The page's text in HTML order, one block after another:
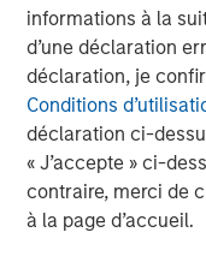
informations à la
d’une déclaration
déclaration, je
Conditions
déclaration ci-
« J’accepte » ci-
contraire, merci de
à la page d’accueil.
diversified
investing remain
7 AOÛT 2026